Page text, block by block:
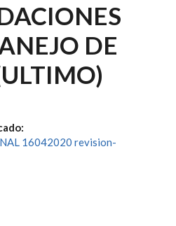
DE
16042020 revision-